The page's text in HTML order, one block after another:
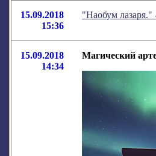
15.09.2018
15:36
"Наобум
15.09.2018
14:34
Магический